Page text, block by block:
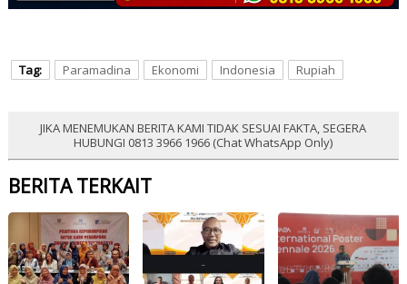
Tag: Paramadina Ekonomi Indonesia Rupiah
JIKA MENEMUKAN BERITA KAMI TIDAK SESUAI FAKTA, SEGERA
HUBUNGI 0813 3966 1966 (Chat WhatsApp Only)
BERITA TERKAIT